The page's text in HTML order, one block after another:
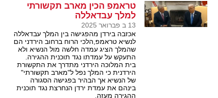
טראמפ הכין מארב תקשורתי
למלך עבדאללה
13 ב פברואר 2025
אכזבה בירדן מהפגישה בין המלך עבדאללה
לנשיא טראמפ,הלכי הרוח ברחוב הירדני הם
שהמלך הציג עמדה חלשה מול הנשיא ולא
התעקש על עמדתו נגד תוכנית ההגירה.
בית המלוכה הירדני מתדרך את התקשורת
הירדנית כי המלך נפל ל"מארב תקשורתי"
של הנשיא אך הבהיר בפגישה הסגורה
בינהם את עמדת ירדן הנחרצת נגד תוכנית
ההגירה מעזה.